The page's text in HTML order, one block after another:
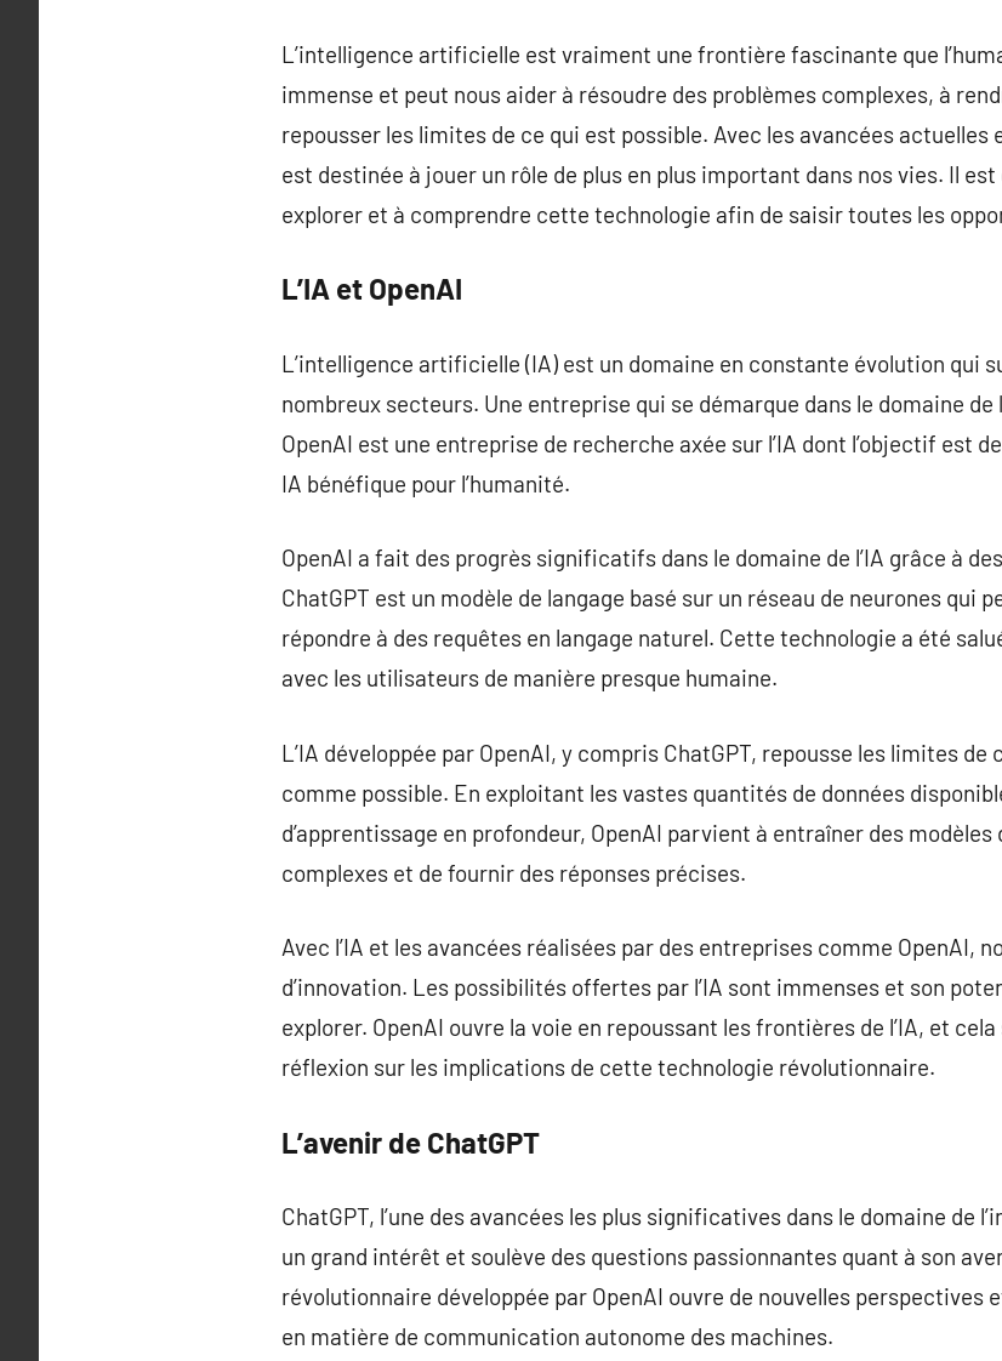
L’intelligence artificielle est vraiment une frontière fascinante que
immense et peut nous aider à résoudre des problèmes complexes, à
repousser les limites de ce qui est possible. Avec les avancées actuelles
est destinée à jouer un rôle de plus en plus important dans nos vies. Il
explorer et à comprendre cette technologie afin de saisir toutes les
L’IA et OpenAI
L’intelligence artificielle (IA) est un domaine en constante évolution qui
nombreux secteurs. Une entreprise qui se démarque dans le domaine de
OpenAI est une entreprise de recherche axée sur l’IA dont l’objectif est
IA bénéfique pour l’humanité.
OpenAI a fait des progrès significatifs dans le domaine de l’IA grâce à
ChatGPT est un modèle de langage basé sur un réseau de neurones qui
répondre à des requêtes en langage naturel. Cette technologie a été
avec les utilisateurs de manière presque humaine.
L’IA développée par OpenAI, y compris ChatGPT, repousse les limites
comme possible. En exploitant les vastes quantités de données
d’apprentissage en profondeur, OpenAI parvient à entraîner des
complexes et de fournir des réponses précises.
Avec l’IA et les avancées réalisées par des entreprises comme OpenAI,
d’innovation. Les possibilités offertes par l’IA sont immenses et son
explorer. OpenAI ouvre la voie en repoussant les frontières de l’IA, et
réflexion sur les implications de cette technologie révolutionnaire.
L’avenir de ChatGPT
ChatGPT, l’une des avancées les plus significatives dans le domaine de
un grand intérêt et soulève des questions passionnantes quant à son
révolutionnaire développée par OpenAI ouvre de nouvelles perspectives
en matière de communication autonome des machines.